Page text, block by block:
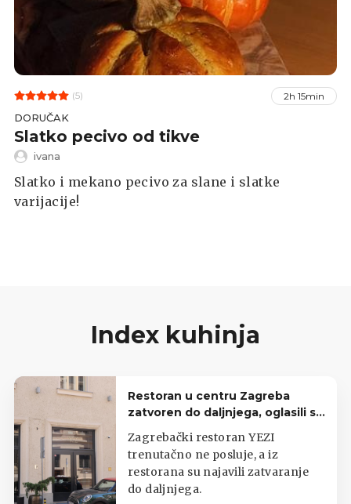
(5) 2h 15min
DORUČAK
Slatko pecivo od tikve
ivana
Slatko i mekano pecivo za slane i slatke
varijacije!
Index kuhinja
Restoran u centru Zagreba
zatvoren do daljnjega, oglasili se
iz lokala
Zagrebački restoran YEZI
trenutačno ne posluje, a iz
restorana su najavili zatvaranje
do daljnjega.